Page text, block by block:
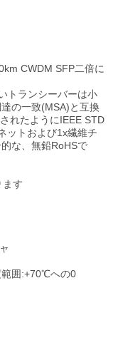
CWDM SFP二倍に
トランシーバーは小
の一致(MSA)と互換
れたようにIEEE STD
ットおよび1x繊維チ
な、無鉛RoHSで
ます
範囲:+70℃への0